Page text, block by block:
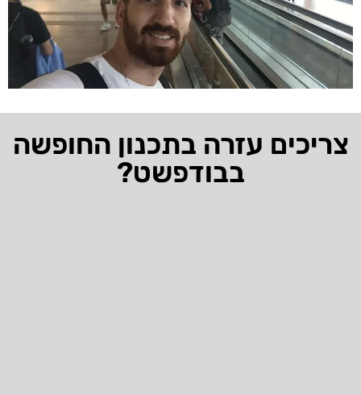
צריכים עזרה בתכנון החופשה
בבודפשט?